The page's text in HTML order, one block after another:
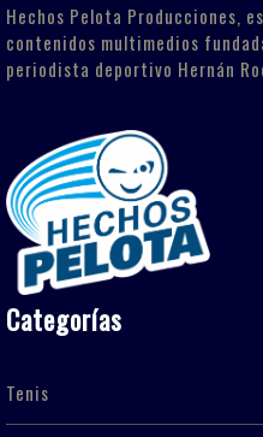
Hechos Pelota Producciones,
contenidos multimedios
periodista deportivo Hernán
Categorías
Tenis